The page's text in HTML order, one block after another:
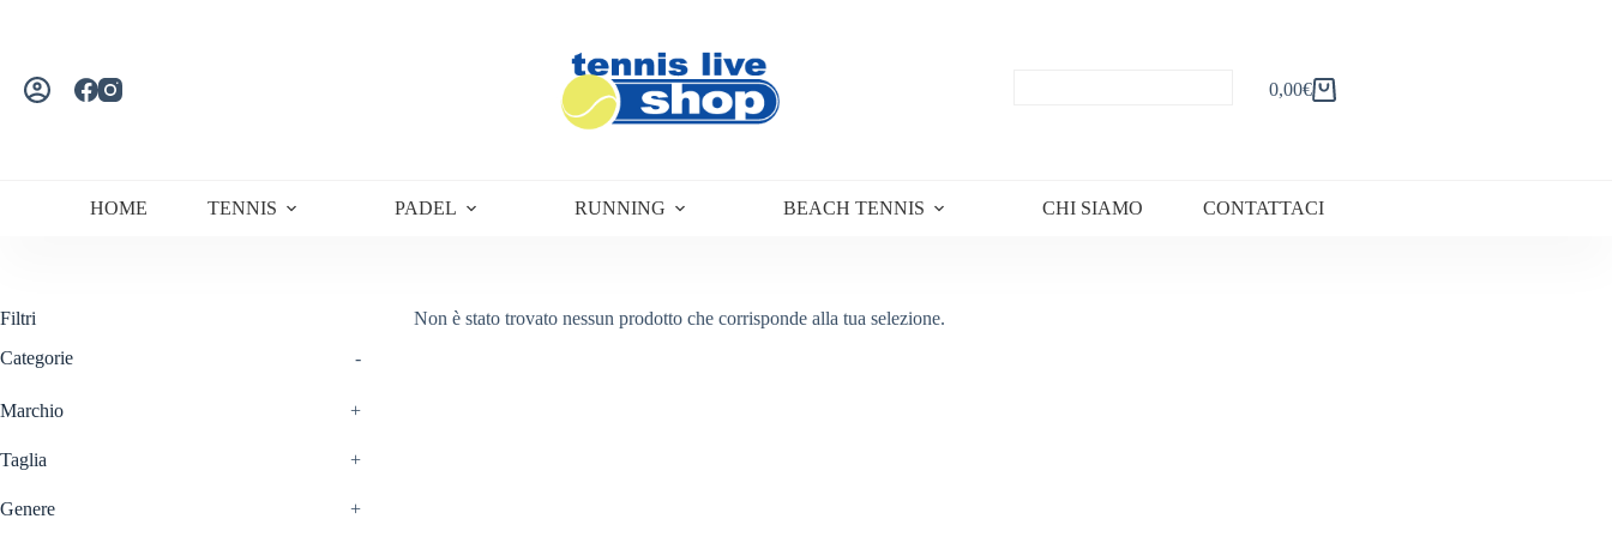
Carrello
0,00€
HOME TENNIS PADEL RUNNING BEACH TENNIS CHI SIAMO CONTATTACI
Non è stato trovato nessun prodotto che corrisponde alla tua selezione.
Filtri
Categorie
-
Marchio +
Taglia +
Genere +